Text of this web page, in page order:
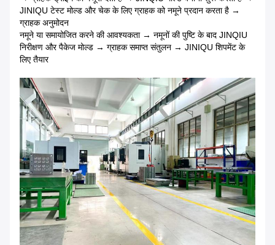
JINIQU टेस्ट मोल्ड और चेक के लिए ग्राहक को नमूने प्रदान करता है →
ग्राहक अनुमोदन
नमूने या समायोजित करने की आवश्यकता → नमूनों की पुष्टि के बाद JINQIU
निरीक्षण और पैकेज मोल्ड → ग्राहक समाप्त संतुलन → JINIQU शिपमेंट के
लिए तैयार